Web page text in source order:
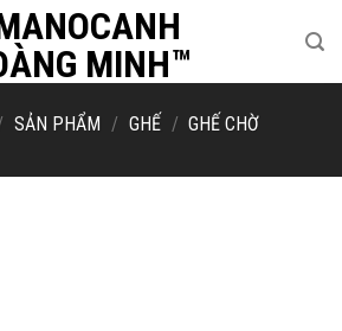
SẢN PHẨM / GHẾ / GHẾ CHỜ